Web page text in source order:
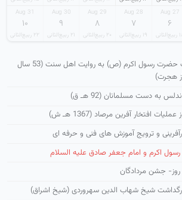
27 Aug
۶
28 Aug
۷
۱۹ ربیع‌الثانی
29 Aug
۸
۲۰ ربیع‌الثانی
30 Aug
۹
۲۱ ربیع‌الثانی
31 Aug
۱۰
۲۲ ربیع‌الثانی
ولادت حضرت رسول اكرم (ص) به روایت اهل سنت (53 سال
هجرت)
به دست مسلمانان (92 هـ ق)
افتخار آفرین مرصاد (1367 هـ ش)
و ترویج آموزش های فنی و حرفه ای
رسول اکرم و امام جعفر صادق علیه السلام
روز- جشن مردادگان
شیخ شهاب الدین سهروردی (شیخ اشراق)